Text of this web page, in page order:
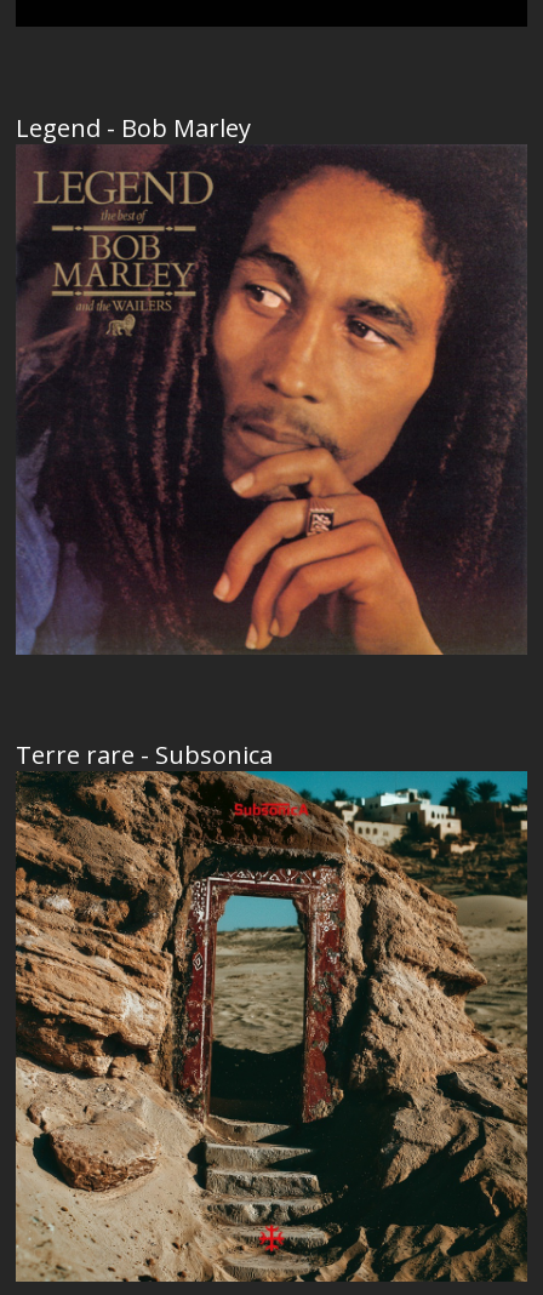
Legend - Bob Marley
Terre rare - Subsonica